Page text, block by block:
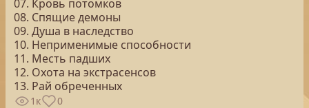
07. Кровь потомков
08. Спящие демоны
09. Душа в наследство
10. Неприменимые способности
11. Месть падших
12. Охота на экстрасенсов
13. Рай обреченных
1к 0